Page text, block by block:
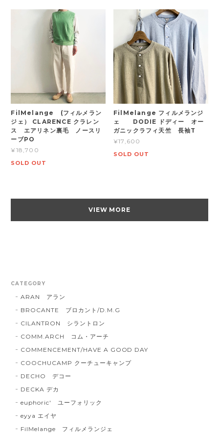
FilMelange (フィルメラン
ジェ） CLARENCE クラレン
ス エアリネン裏毛 ノースリ
ーブPO
¥18,700
SOLD OUT
FilMelange フィルメランジ
ェ DODIE ドディー オー
ガニックラフィ天竺 長袖T
¥17,600
SOLD OUT
VIEW MORE
CATEGORY
ARAN アラン
BROCANTE ブロカント/D.M.G
CILANTRON シラントロン
COMM.ARCH コム・アーチ
COMMENCEMENT/HAVE A GOOD DAY
COOCHUCAMP クーチューキャンプ
DECHO デコー
DECKA デカ
euphoric' ユーフォリック
eyya エイヤ
FilMelange フィルメランジェ